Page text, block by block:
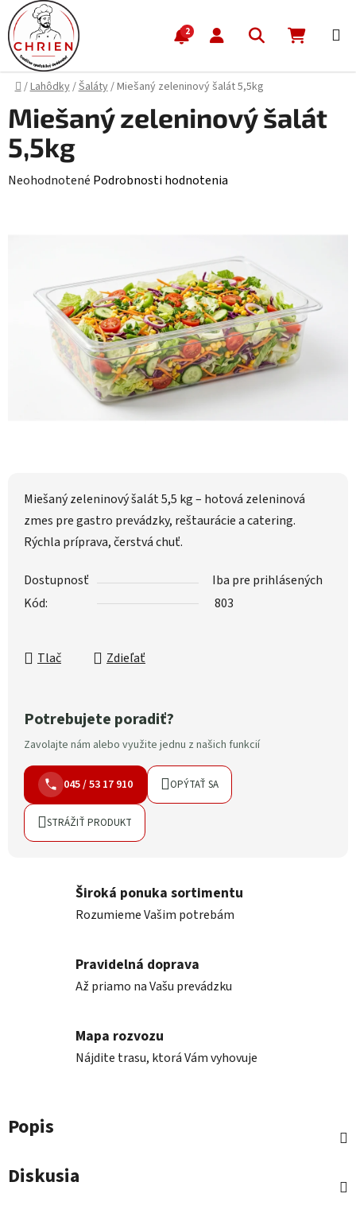
Prejsť na obsah
2 Hľadať
Domov
/Lahôdky/Šaláty/Miešaný zeleninový šalát 5,5kg
Miešaný zeleninový šalát 5,5 kg – hotová zeleninová
zmes pre gastro prevádzky, reštaurácie a catering.
Rýchla príprava, čerstvá chuť.
Dostupnosť
Iba pre prihlásených
Kód:
803
Tlač Zdieľať
Potrebujete poradiť?
Zavolajte nám alebo využite jednu z našich funkcií
045 / 53 17 910 OPÝTAŤ SA
STRÁŽIŤ PRODUKT
Miešaný zeleninový šalát
5,5kg
Priemerné hodnotenie produktu je 0,0 z 5 hviezdičiek.
Neohodnotené Podrobnosti hodnotenia
Široká ponuka sortimentu
Rozumieme Vašim potrebám
Pravidelná doprava
Až priamo na Vašu prevádzku
Mapa rozvozu
Nájdite trasu, ktorá Vám vyhovuje
Popis
Diskusia